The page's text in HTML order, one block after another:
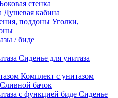
стенка
Душевая кабина
Уголки,
/ биде
Сиденье для унитаза
Комплект с унитазом
Сливной бачок
Сиденье